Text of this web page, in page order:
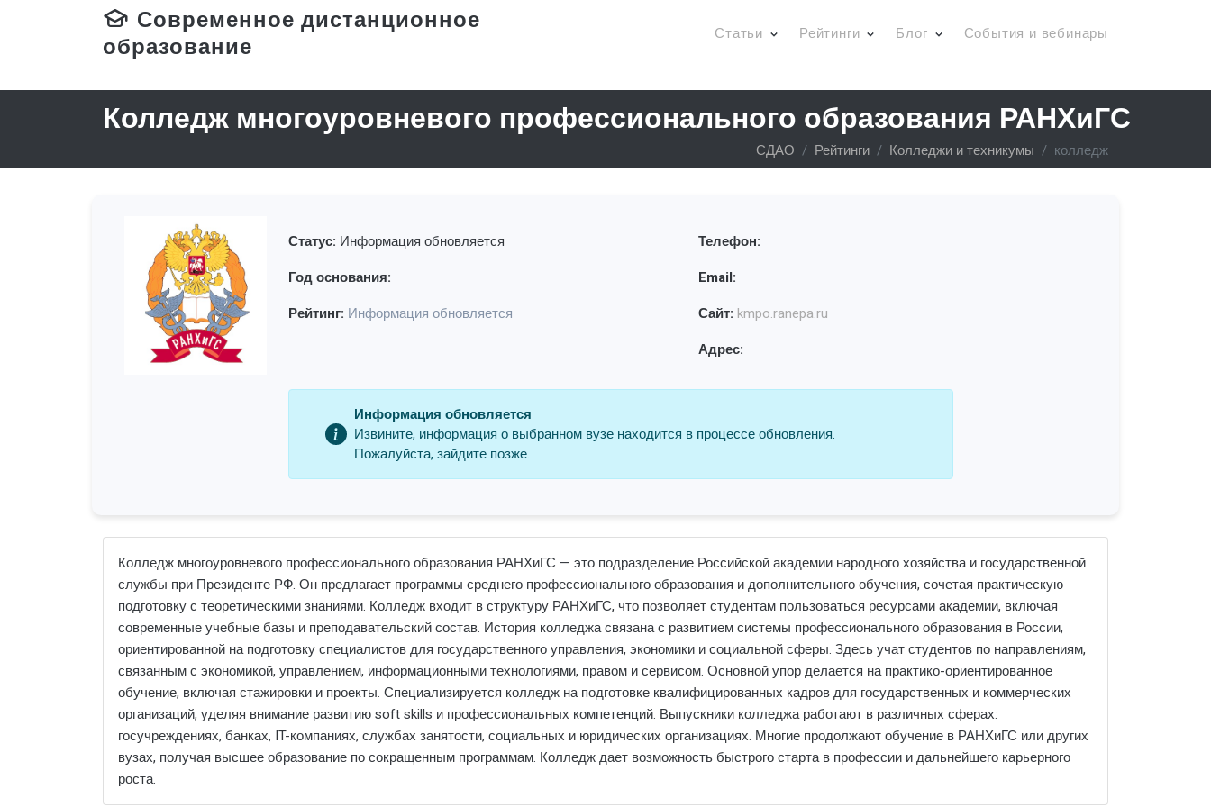
Современное дистанционное
образование
Статьи Рейтинги Блог События и вебинары
Колледж многоуровневого профессионального образования РАНХиГС
СДАО Рейтинги Колледжи и техникумы колледж
Статус: Информация обновляется
Год основания:
Рейтинг: Информация обновляется
Телефон:
Email:
Сайт: kmpo.ranepa.ru
Адрес:
Информация обновляется
Извините, информация о выбранном вузе находится в процессе обновления.
Пожалуйста, зайдите позже.
Колледж многоуровневого профессионального образования РАНХиГС — это подразделение Российской академии народного хозяйства и государственной
службы при Президенте РФ. Он предлагает программы среднего профессионального образования и дополнительного обучения, сочетая практическую
подготовку с теоретическими знаниями. Колледж входит в структуру РАНХиГС, что позволяет студентам пользоваться ресурсами академии, включая
современные учебные базы и преподавательский состав. История колледжа связана с развитием системы профессионального образования в России,
ориентированной на подготовку специалистов для государственного управления, экономики и социальной сферы. Здесь учат студентов по направлениям,
связанным с экономикой, управлением, информационными технологиями, правом и сервисом. Основной упор делается на практико-ориентированное
обучение, включая стажировки и проекты. Специализируется колледж на подготовке квалифицированных кадров для государственных и коммерческих
организаций, уделяя внимание развитию soft skills и профессиональных компетенций. Выпускники колледжа работают в различных сферах:
госучреждениях, банках, IT-компаниях, службах занятости, социальных и юридических организациях. Многие продолжают обучение в РАНХиГС или других
вузах, получая высшее образование по сокращенным программам. Колледж дает возможность быстрого старта в профессии и дальнейшего карьерного
роста.